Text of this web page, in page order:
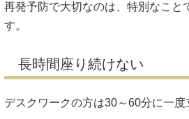
再発予防で大切なのは、特別なこと
す。
長時間座り続けない
デスクワークの方は30～60分に一度